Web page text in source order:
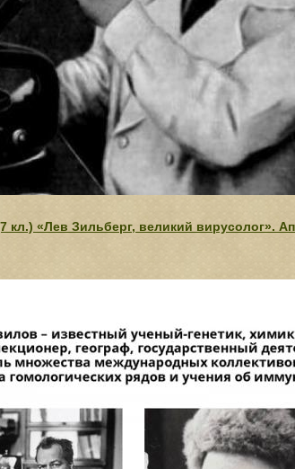
кл.) «Лев Зильберг, великий вирусолог».